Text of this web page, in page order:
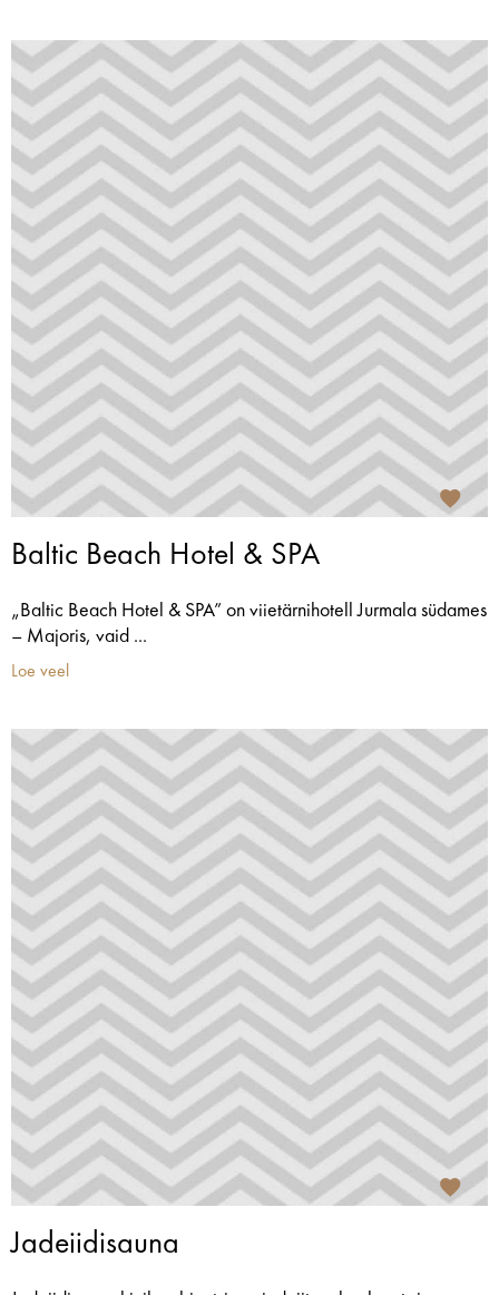
Baltic Beach Hotel & SPA
„Baltic Beach Hotel & SPA” on viietärnihotell Jurmala südames
– Majoris, vaid ...
Loe veel
Jadeiidisauna